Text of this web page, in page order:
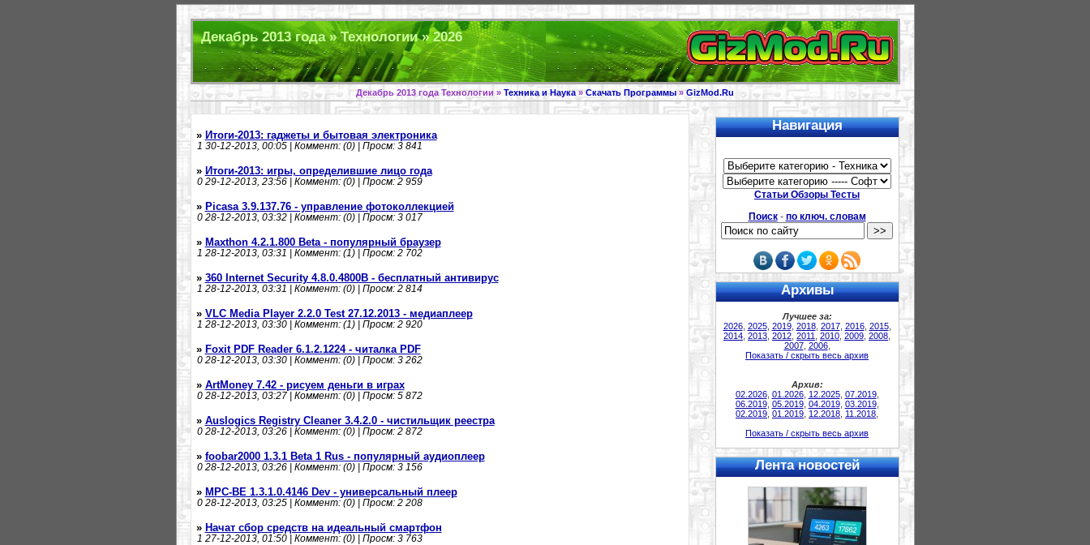
Декабрь 2013 года » Технологии » 2026
Декабрь 2013 года Технологии » Техника и Наука»Скачать Программы »GizMod.Ru
» Итоги-2013: гаджеты и бытовая электроника
1 30-12-2013, 00:05 | Коммент: (0) | Просм: 3 841
» Итоги-2013: игры, определившие лицо года
029-12-2013, 23:56 | Коммент: (0) | Просм: 2 959
» Picasa 3.9.137.76 - управление фотоколлекцией
028-12-2013, 03:32 | Коммент: (0) | Просм: 3 017
» Maxthon 4.2.1.800 Beta - популярный браузер
1 28-12-2013, 03:31 | Коммент: (1) | Просм: 2 702
» 360 Internet Security 4.8.0.4800B - бесплатный антивирус
1 28-12-2013, 03:31 | Коммент: (0) | Просм: 2 814
» VLC Media Player 2.2.0 Test 27.12.2013 - медиаплеер
1 28-12-2013, 03:30 | Коммент: (1) | Просм: 2 920
» Foxit PDF Reader 6.1.2.1224 - читалка PDF
028-12-2013, 03:30 | Коммент: (0) | Просм: 3 262
» ArtMoney 7.42 - рисуем деньги в играх
028-12-2013, 03:27 | Коммент: (0) | Просм: 5 872
» Auslogics Registry Cleaner 3.4.2.0 - чистильщик реестра
028-12-2013, 03:26 | Коммент: (0) | Просм: 2 872
» foobar2000 1.3.1 Beta 1 Rus - популярный аудиоплеер
028-12-2013, 03:26 | Коммент: (0) | Просм: 3 156
» MPC-BE 1.3.1.0.4146 Dev - универсальный плеер
028-12-2013, 03:25 | Коммент: (0) | Просм: 2 208
» Начат сбор средств на идеальный смартфон
1 27-12-2013, 01:50 | Коммент: (0) | Просм: 3 763
Навигация
Статьи Обзоры Тесты
Поиск- по ключ. словам
Архивы
Лучшее за:
2026, 2025, 2019, 2018, 2017, 2016, 2015,
2014 2013 2012 2011 2010 2009 2008
2007, 2006,
Показать / скрыть весь архив
Архив:
02.2026, 01.2026, 12.2025, 07.2019,
06.2019, 05.2019, 04.2019, 03.2019,
02.2019 01.2019 12.2018 11.2018
Показать / скрыть весь архив
Лента новостей